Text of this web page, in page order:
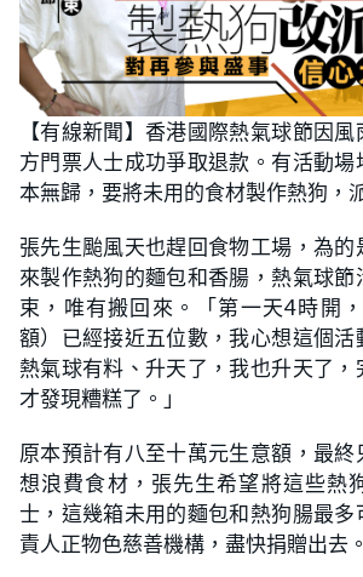
【有線新聞】香港國際熱氣球節因
方門票人士成功爭取退款。有活動場
本無歸，要將未用的食材製作熱狗，
張先生颱風天也趕回食物工場，為的
來製作熱狗的麵包和香腸，熱氣球
束，唯有搬回來。「第一天4時開
額）已經接近五位數，我心想這個活
熱氣球有料、升天了，我也升天了，
才發現糟糕了。」
原本預計有八至十萬元生意額，最終
想浪費食材，張先生希望將這些熱
士，這幾箱未用的麵包和熱狗腸最多
責人正物色慈善機構，盡快捐贈出去。